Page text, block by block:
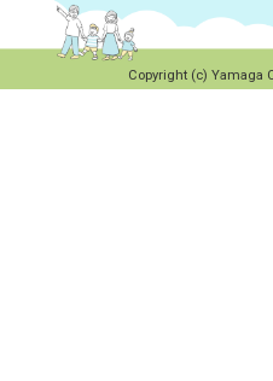
Copyright (c) Yamaga